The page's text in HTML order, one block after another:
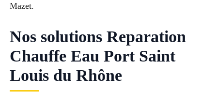
Mazet.
Nos solutions Reparation
Chauffe Eau Port Saint
Louis du Rhône